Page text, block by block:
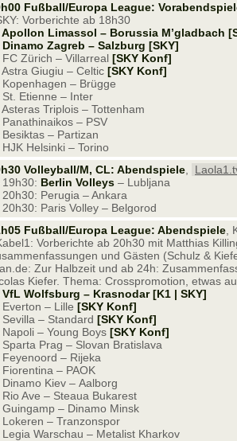
Fußball/Europa League:
Vorberichte ab 18h30
Limassol – Borussia M’gladbach
Zagreb – Salzburg [SKY]
Zürich – Villarreal[SKY Konf]
Giugiu – Celtic[SKY Konf]
– Brügge
Etienne – Inter
Triplois – Tottenham
– PSV
– Partizan
Helsinki – Torino
Volleyball/M, CL: Abendspiele
Berlin Volleys – Lubljana
Perugia – Ankara
Paris Volley – Belgorod
Fußball/Europa League: Abendspiele
Vorberichte ab 20h30 mit Matthias
und Gästen (Schulz &
Zur Halbzeit und ab 24h:
Kiefer. Thema: Crosspromotion, etwas
Wolfsburg – Krasnodar [K1 | SKY]
– Lille[SKY Konf]
– Standard[SKY Konf]
– Young Boys[SKY Konf]
Prag – Slovan Bratislava
– Rijeka
– PAOK
Kiev – Aalborg
Ave – Steaua Bukarest
– Dinamo Minsk
– Tranzonspor
Warschau – Metalist Kharkov